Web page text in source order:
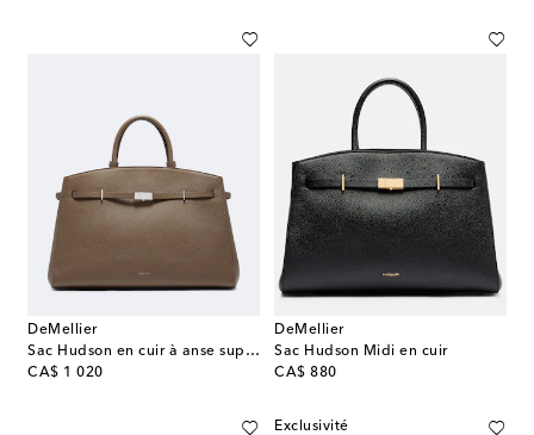
DeMellier
Sac Hudson en cuir à anse supérieure
CA$ 1 020
original price
DeMellier
Sac Hudson Midi en cuir
CA$ 880
original price
Exclusivité